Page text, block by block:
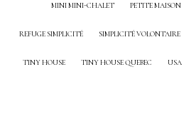
MINI MINI-CHALET PETITE MAISON
REFUGE SIMPLICITÉ SIMPLICITÉ VOLONTAIRE
TINY HOUSE TINY HOUSE QUEBEC USA